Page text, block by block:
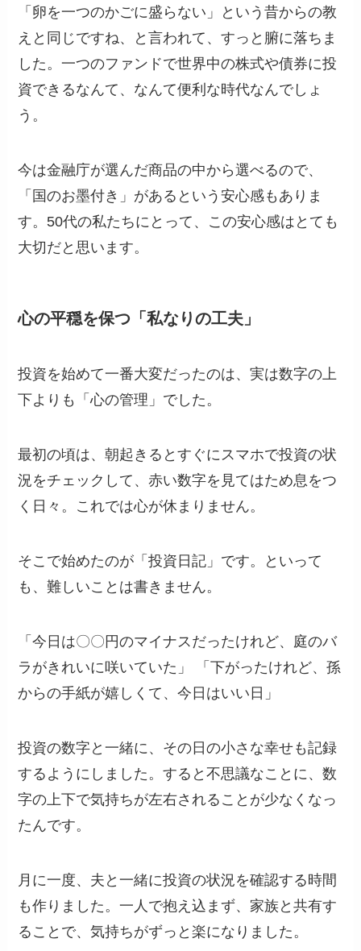
「卵を一つのかごに盛らない」という昔からの教
えと同じですね、と言われて、すっと腑に落ちま
した。一つのファンドで世界中の株式や債券に投
資できるなんて、なんて便利な時代なんでしょ
う。
今は金融庁が選んだ商品の中から選べるので、
「国のお墨付き」があるという安心感もありま
す。50代の私たちにとって、この安心感はとても
大切だと思います。
心の平穏を保つ「私なりの工夫」
投資を始めて一番大変だったのは、実は数字の上
下よりも「心の管理」でした。
最初の頃は、朝起きるとすぐにスマホで投資の状
況をチェックして、赤い数字を見てはため息をつ
く日々。これでは心が休まりません。
そこで始めたのが「投資日記」です。といって
も、難しいことは書きません。
「今日は〇〇円のマイナスだったけれど、庭のバ
ラがきれいに咲いていた」 「下がったけれど、孫
からの手紙が嬉しくて、今日はいい日」
投資の数字と一緒に、その日の小さな幸せも記録
するようにしました。すると不思議なことに、数
字の上下で気持ちが左右されることが少なくなっ
たんです。
月に一度、夫と一緒に投資の状況を確認する時間
も作りました。一人で抱え込まず、家族と共有す
ることで、気持ちがずっと楽になりました。